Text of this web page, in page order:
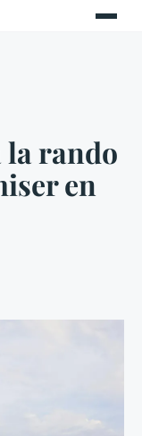
rando
en